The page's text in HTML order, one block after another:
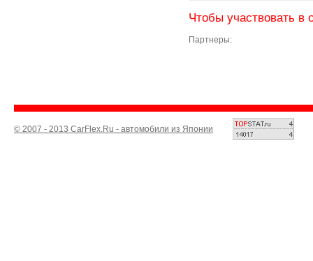
Чтобы участвовать
Партнеры:
© 2007 - 2013 CarFlex.Ru - автомобили из Японии